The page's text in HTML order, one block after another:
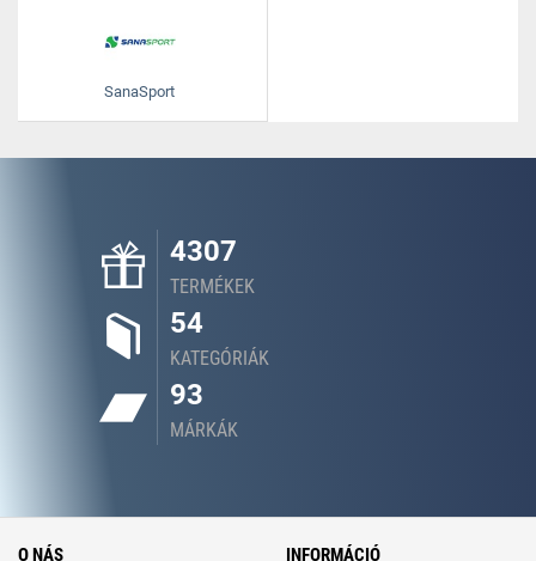
SanaSport
4307
TERMÉKEK
54
KATEGÓRIÁK
93
MÁRKÁK
O NÁS INFORMÁCIÓ